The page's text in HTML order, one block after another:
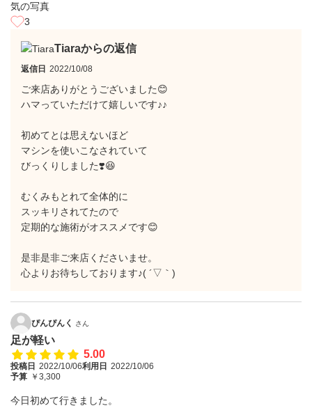
3
Tiaraからの返信
返信日 2022/10/08
ご来店ありがとうございました😊
ハマっていただけて嬉しいです♪♪
初めてとは思えないほど
マシンを使いこなされていて
びっくりしました❣️😆
むくみもとれて全体的に
スッキリされてたので
定期的な施術がオススメです😊
是非是非ご来店くださいませ。
心よりお待ちしております♪( ´▽｀)
ぴんぴんく さん
足が軽い
5.00
投稿日 2022/10/06利用日 2022/10/06
予算 ￥3,300
今日初めて行きました。